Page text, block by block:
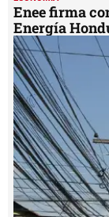
ECONOMÍA
Enee invertirá
año